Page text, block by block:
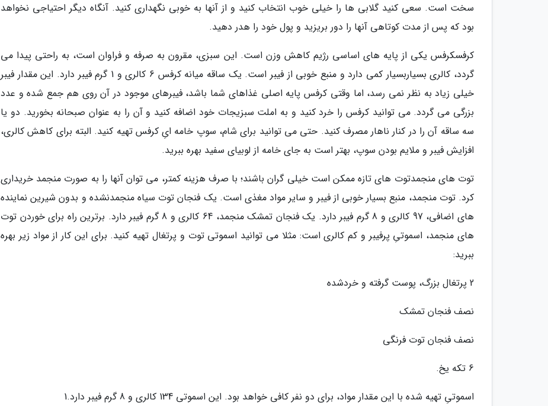
سخت است. سعی کنید گلابی ها را خیلی خوب انتخاب کنید و از آنها به خوبی نگهداری کنید. آنگاه دیگر احتیاجی نخواهد
بود که پس از مدت کوتاهی آنها را دور بریزید و پول خود را هدر دهید.
کرفسکرفس یکی از پایه های اساسی رژیم کاهش وزن است. این سبزی، مقرون به صرفه و فراوان است، به راحتی پیدا می
گردد، کالری بسیاربسیار کمی دارد و منبع خوبی از فیبر است. یک ساقه میانه کرفس 6 کالری و 1 گرم فیبر دارد. این مقدار فیبر
خیلی زیاد به نظر نمی رسد، اما وقتی کرفس پایه اصلی غذاهای شما باشد، فیبرهای موجود در آن روی هم جمع شده و عدد
بزرگی می گردد. می توانید کرفس را خرد کنید و به املت سبزیجات خود اضافه کنید و آن را به عنوان صبحانه بخورید. دو یا
سه ساقه آن را در کنار ناهار مصرف کنید. حتی می توانید برای شام، سوپ خامه ایِ کرفس تهیه کنید. البته برای کاهش کالری،
افزایش فیبر و ملایم بودن سوپ، بهتر است به جای خامه از لوبیای سفید بهره ببرید.
توت های منجمدتوت های تازه ممکن است خیلی گران باشند؛ با صرف هزینه کمتر، می توان آنها را به صورت منجمد خریداری
کرد. توت منجمد، منبع بسیار خوبی از فیبر و سایر مواد مغذی است. یک فنجان توت سیاه منجمدنشده و بدون شیرین نماینده
های اضافی، 97 کالری و 8 گرم فیبر دارد. یک فنجان تمشک منجمد، 64 کالری و 8 گرم فیبر دارد. برترین راه برای خوردن توت
های منجمد، اسموتیِ پرفیبر و کم کالری است: مثلا می توانید اسموتی توت و پرتغال تهیه کنید. برای این کار از مواد زیر بهره
ببرید:
2 پرتغال بزرگ، پوست گرفته و خردشده
نصف فنجان تمشک
نصف فنجان توت فرنگی
6 تکه یخ.
اسموتیِ تهیه شده با این مقدار مواد، برای دو نفر کافی خواهد بود. این اسموتی 134 کالری و 8 گرم فیبر دارد.1